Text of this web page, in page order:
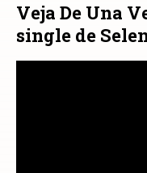
Veja De Una
single de